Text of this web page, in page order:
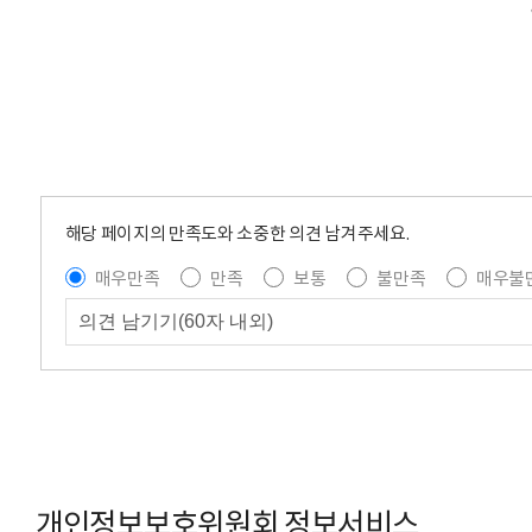
해당 페이지의 만족도와 소중한 의견 남겨주세요.
매우만족
만족 보통 불만족 매우불